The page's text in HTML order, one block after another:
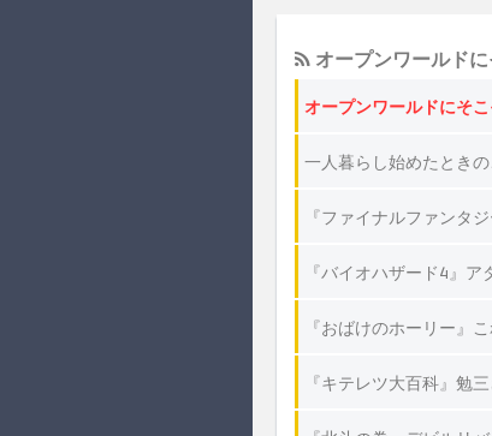
オープンワールド
オープンワールドにそ
一人暮らし始めたとき
『ファイナルファンタ
『バイオハザード4』
『おばけのホーリー』
『キテレツ大百科』勉